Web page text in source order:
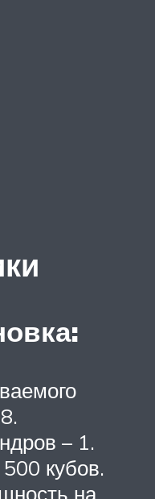
– 1.
кубов.
на